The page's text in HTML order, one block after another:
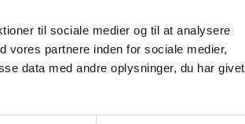
til sociale medier og til at analysere
vores partnere inden for sociale medier,
data med andre oplysninger, du har givet
Tilgå dine onlinematerialer